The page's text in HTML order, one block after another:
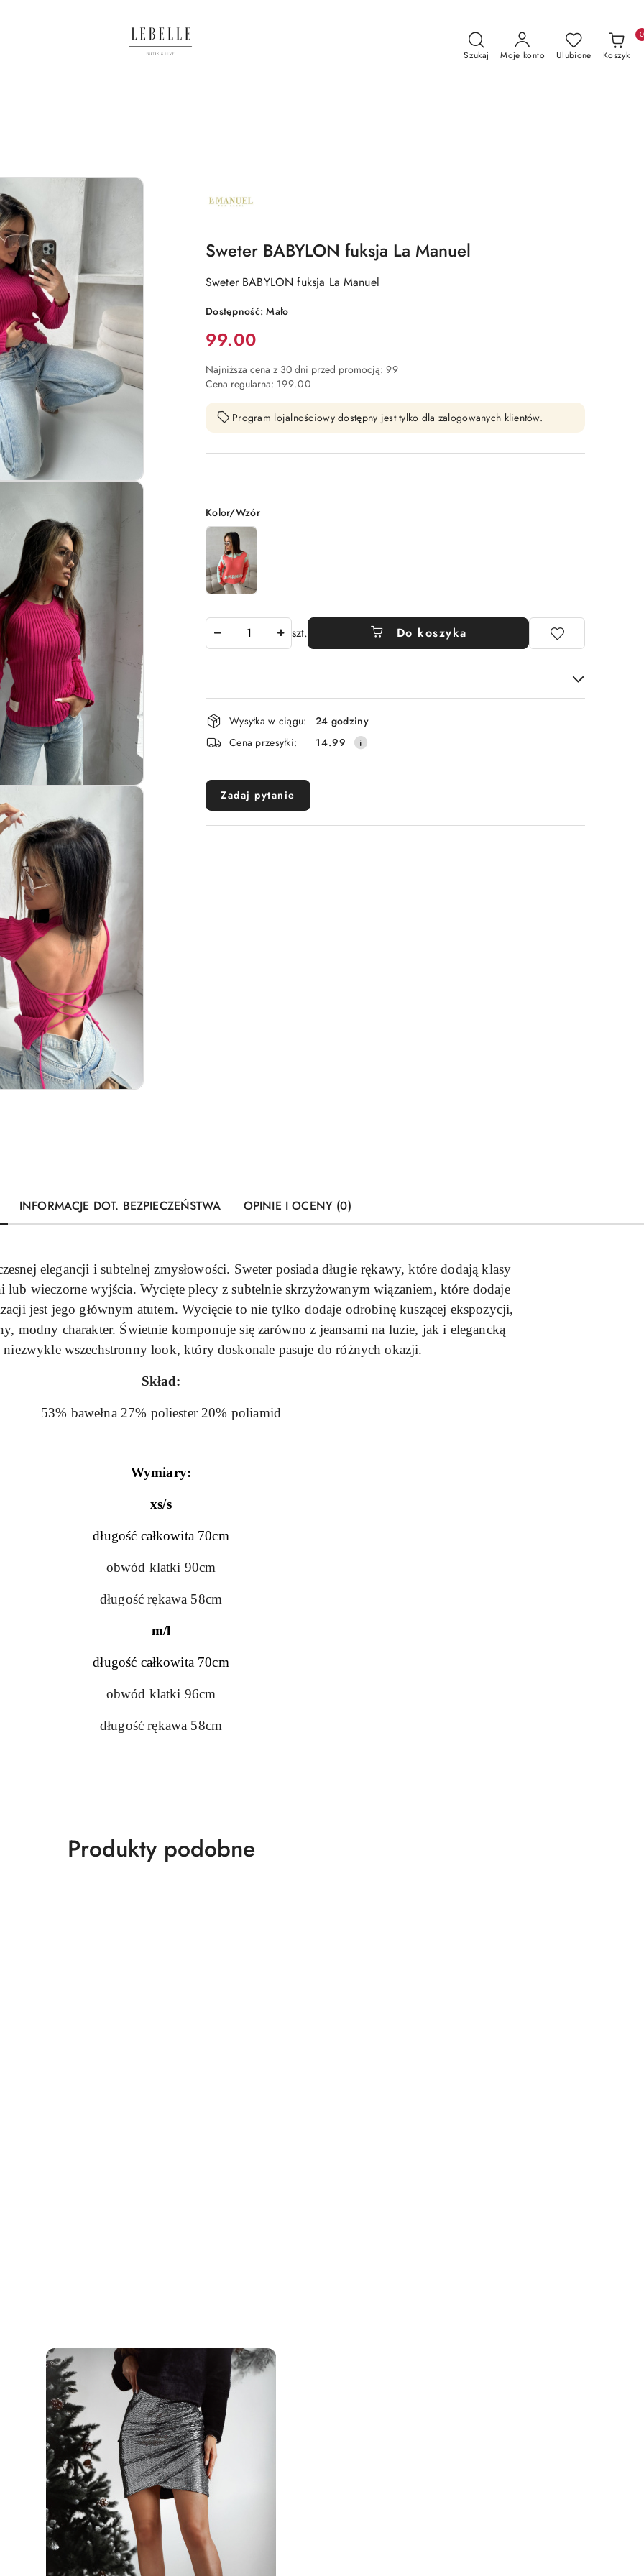
Szukaj Moje konto Ulubione Koszyk
0
LA
Sweter BABYLON fuksja La Manuel
Sweter BABYLON fuksja La Manuel
Dostępność:Mało
Cena:
99.00
Najniższa cena z 30 dni przed promocją: 99
Cena regularna: 199.00
Program lojalnościowy dostępny jest tylko dla zalogowanych klientów.
Wariant
Kolor/Wzór
szt. Do koszyka
Dostępność
i
dostawa
Wysyłka w ciągu:
24 godziny
Cena przesyłki:
14.99
Zadaj pytanie
INFORMACJE DOT. BEZPIECZEŃSTWA OPINIE I OCENY (0)
elegancji i subtelnej zmysłowości. Sweter posiada długie rękawy, które dodają klasy
lub wieczorne wyjścia. Wycięte plecy z subtelnie skrzyżowanym wiązaniem, które dodaje
jest jego głównym atutem. Wycięcie to nie tylko dodaje odrobinę kuszącej ekspozycji,
modny charakter. Świetnie komponuje się zarówno z jeansami na luzie, jak i elegancką
niezwykle wszechstronny look, który doskonale pasuje do różnych okazji.
Skład:
53% bawełna 27% poliester 20% poliamid
Wymiary:
xs/s
długość całkowita 70cm
obwód klatki 90cm
długość rękawa 58cm
m/l
długość całkowita 70cm
obwód klatki 96cm
długość rękawa 58cm
Produkty
Produkty podobne